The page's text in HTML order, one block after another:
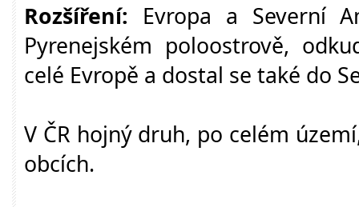
Rozšíření: Evropa a Severní
Pyrenejském poloostrově,
celé Evropě a dostal se také do
V ČR hojný druh, po celém
obcích.